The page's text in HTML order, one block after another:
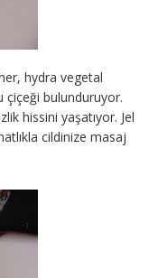
hydra vegetal
çiçeği bulunduruyor.
hissini yaşatıyor. Jel
cildinize masaj